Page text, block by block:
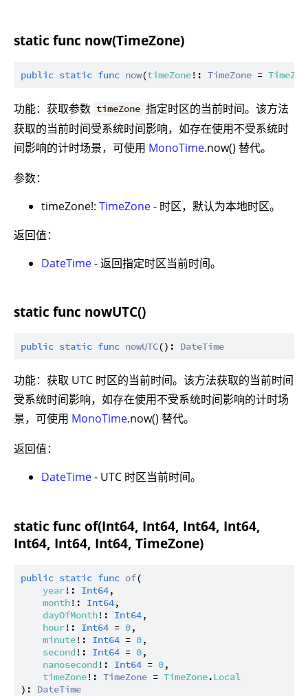
static func now(TimeZone)
public static func now(timeZone!: TimeZone =
功能：获取参数 timeZone 指定时区的当前时间。该方法
获取的当前时间受系统时间影响，如存在使用不受系统时
间影响的计时场景，可使用 MonoTime.now() 替代。
参数：
timeZone!: TimeZone- 时区，默认为本地时区。
返回值：
DateTime- 返回指定时区当前时间。
static func nowUTC()
public static func nowUTC(): DateTime
功能：获取 UTC 时区的当前时间。该方法获取的当前时间
受系统时间影响，如存在使用不受系统时间影响的计时场
景，可使用 MonoTime.now() 替代。
返回值：
DateTime- UTC 时区当前时间。
static func of(Int64, Int64, Int64, Int64,
Int64, Int64, Int64, TimeZone)
public static func of(
year!: Int64,
month!: Int64,
dayOfMonth!: Int64,
hour!: Int64 = 0,
minute!: Int64 = 0,
second!: Int64 = 0,
nanosecond!: Int64 = 0,
timeZone!: TimeZone = TimeZone.Local
): DateTime